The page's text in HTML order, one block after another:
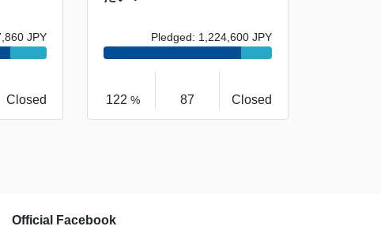
JPY
Closed
Pledged: 1,224,600 JPY
122% 87 Closed
Official Facebook